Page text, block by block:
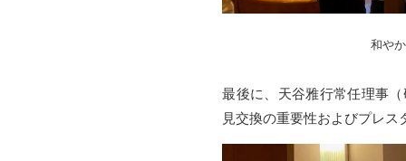
和や
最後に、天谷雅行常任理事
見交換の重要性およびプレ